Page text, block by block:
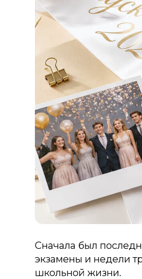
Сначала был
экзамены и недели
школьной жизни.